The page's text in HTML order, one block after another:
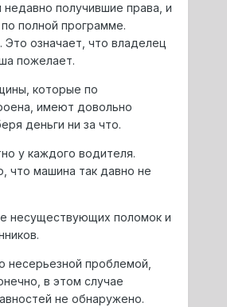
получившие права, и
полной программе.
означает, что владелец
пожелает.
которые по
имеют довольно
деньги ни за что.
у каждого водителя.
что машина так давно не
несуществующих поломок и
несерьезной проблемой,
в этом случае
не обнаружено.